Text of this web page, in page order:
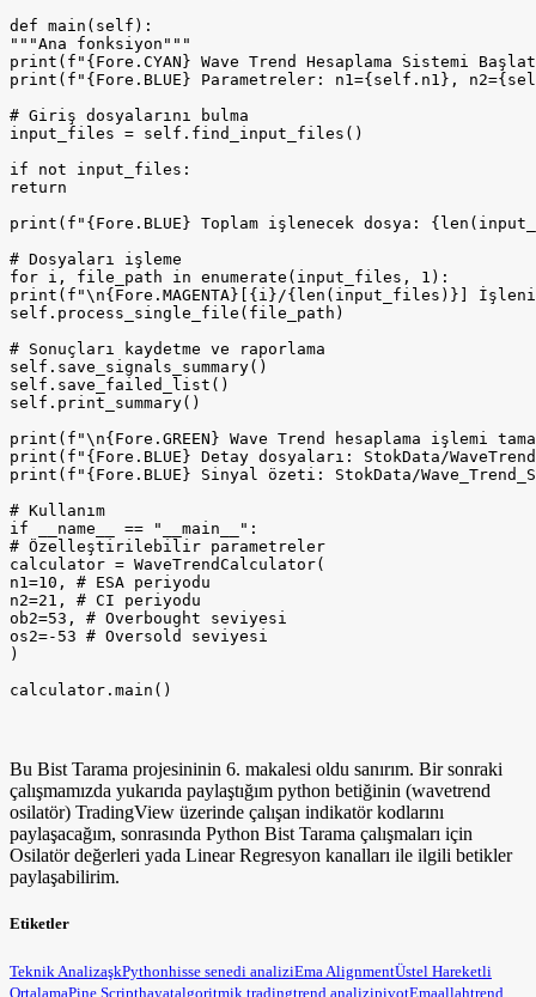
def main(self):
"""Ana fonksiyon"""
print(f"{Fore.CYAN} Wave Trend Hesaplama Sistemi
print(f"{Fore.BLUE} Parametreler: n1={self.n1},
# Giriş dosyalarını bulma
input_files = self.find_input_files()
if not input_files:
return
print(f"{Fore.BLUE} Toplam işlenecek dosya:
# Dosyaları işleme
for i, file_path in enumerate(input_files, 1):
print(f"\n{Fore.MAGENTA}[{i}/{len(input_files)}]
self.process_single_file(file_path)
# Sonuçları kaydetme ve raporlama
self.save_signals_summary()
self.save_failed_list()
self.print_summary()
print(f"\n{Fore.GREEN} Wave Trend hesaplama işlemi
print(f"{Fore.BLUE} Detay dosyaları: StokData/
print(f"{Fore.BLUE} Sinyal özeti: StokData/
# Kullanım
if __name__ == "__main__":
# Özelleştirilebilir parametreler
calculator = WaveTrendCalculator(
n1=10, # ESA periyodu
n2=21, # CI periyodu
ob2=53, # Overbought seviyesi
os2=-53 # Oversold seviyesi
)
calculator.main()
Bu Bist Tarama projesininin 6. makalesi oldu sanırım. Bir sonraki
çalışmamızda yukarıda paylaştığım python betiğinin (wavetrend
osilatör) TradingView üzerinde çalışan indikatör kodlarını
paylaşacağım, sonrasında Python Bist Tarama çalışmaları için
Osilatör değerleri yada Linear Regresyon kanalları ile ilgili betikler
paylaşabilirim.
Etiketler
Teknik AnalizaşkPythonhisse senedi analiziEma AlignmentÜstel Hareketli
OrtalamaPine Scripthayatalgoritmik tradingtrend analizipivotEmaallahtrend